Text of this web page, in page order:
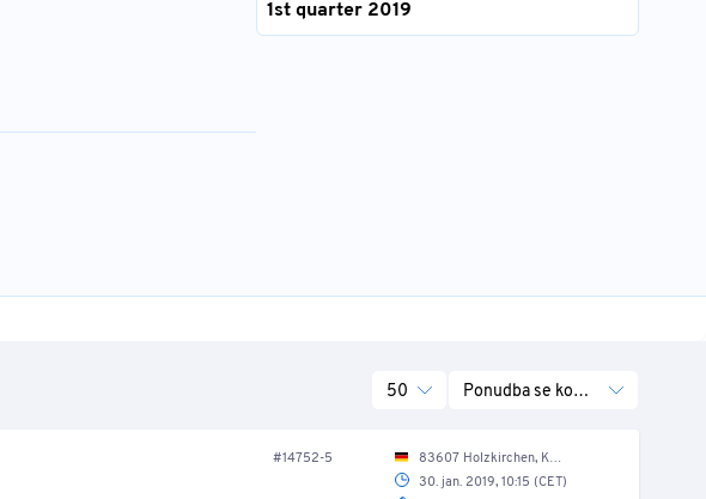
1st quarter 2019
50 Ponudba se konča
#14752-5
83607 Holzkirchen, Karl-Stieler-Str. 2/ Außengelände
30. jan. 2019, 10:15 (CET)